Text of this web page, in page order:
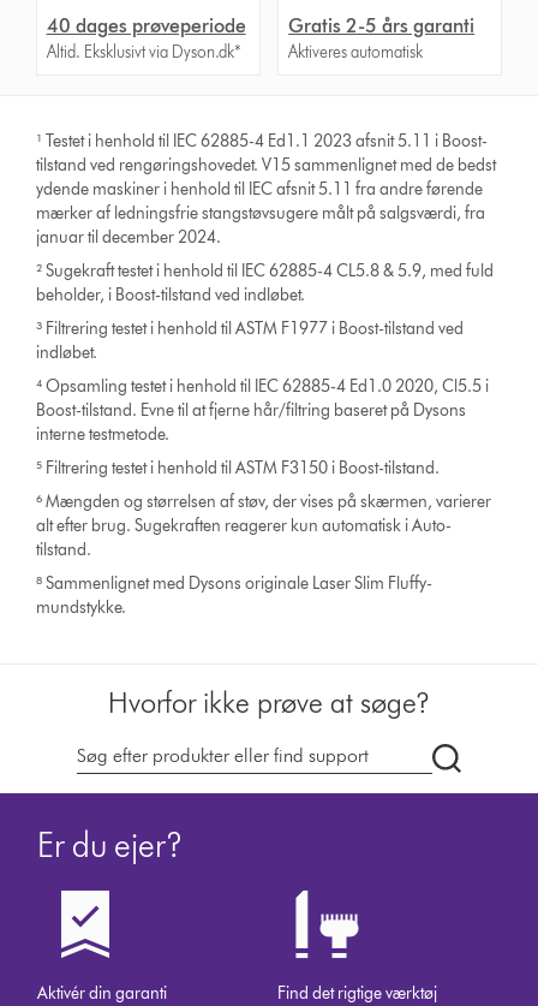
40 dages prøveperiode
Altid. Eksklusivt via Dyson.dk*
Gratis 2-5 års garanti
Aktiveres automatisk
¹ Testet i henhold til IEC 62885-4 Ed1.1 2023 afsnit 5.11 i Boost-
tilstand ved rengøringshovedet. V15 sammenlignet med de bedst
ydende maskiner i henhold til IEC afsnit 5.11 fra andre førende
mærker af ledningsfrie stangstøvsugere målt på salgsværdi, fra
januar til december 2024.
² Sugekraft testet i henhold til IEC 62885-4 CL5.8 & 5.9, med fuld
beholder, i Boost-tilstand ved indløbet.
³ Filtrering testet i henhold til ASTM F1977 i Boost-tilstand ved
indløbet.
⁴ Opsamling testet i henhold til IEC 62885-4 Ed1.0 2020, Cl5.5 i
Boost-tilstand. Evne til at fjerne hår/filtring baseret på Dysons
interne testmetode.
⁵ Filtrering testet i henhold til ASTM F3150 i Boost-tilstand.
⁶ Mængden og størrelsen af støv, der vises på skærmen, varierer
alt efter brug. Sugekraften reagerer kun automatisk i Auto-
tilstand.
⁸ Sammenlignet med Dysons originale Laser Slim Fluffy-
mundstykke.
Hvorfor ikke prøve at søge?
Søg
på
Er du ejer?
Aktivér din garanti Find det rigtige værktøj